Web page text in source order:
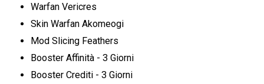
Warfan Vericres
Skin Warfan Akomeogi
Mod Slicing Feathers
Booster Affinità - 3 Giorni
Booster Crediti - 3 Giorni